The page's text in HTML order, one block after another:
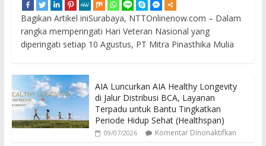
Bagikan Artikel iniSurabaya, NTTOnlinenow.com – Dalam
rangka memperingati Hari Veteran Nasional yang
diperingati setiap 10 Agustus, PT Mitra Pinasthika Mulia
AIA Luncurkan AIA Healthy Longevity
di Jalur Distribusi BCA, Layanan
Terpadu untuk Bantu Tingkatkan
Periode Hidup Sehat (Healthspan)
09/07/2026 Komentar Dinonaktifkan